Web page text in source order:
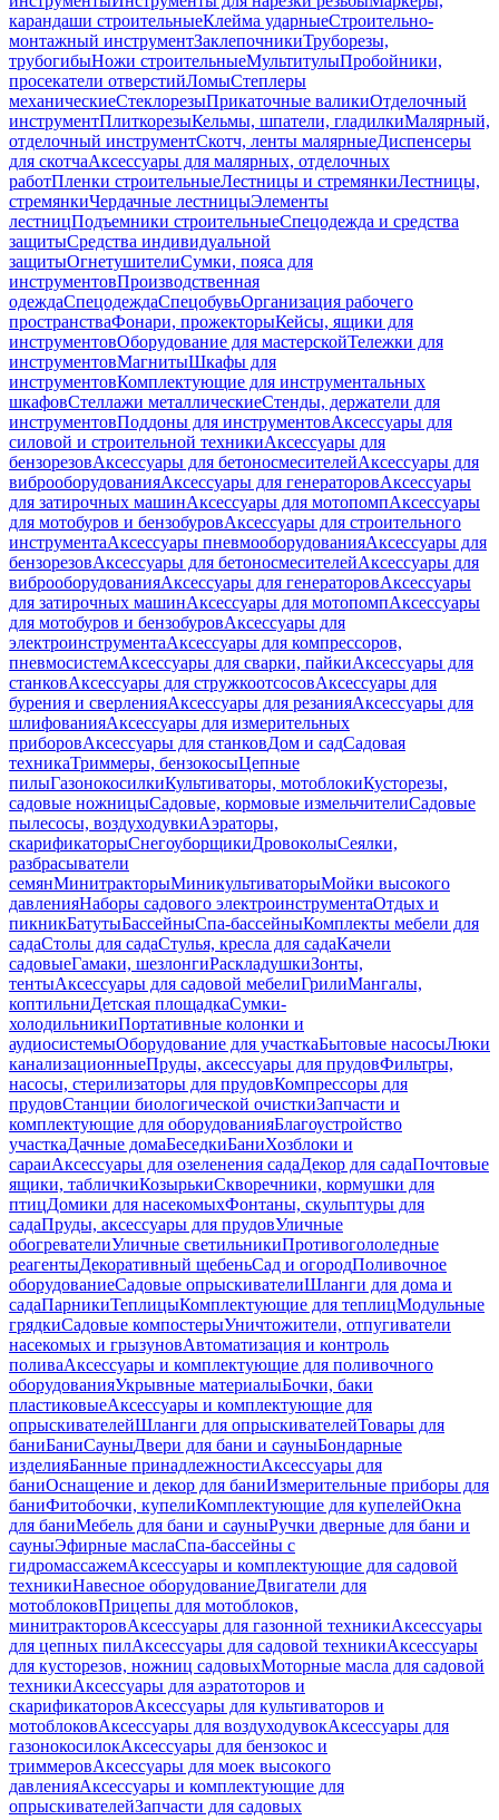
карандаши строительныеКлейма ударныеСтроительно-
монтажный инструментЗаклепочникиТруборезы,
трубогибыНожи строительныеМультитулыПробойники,
просекатели отверстийЛомыСтеплеры
механическиеСтеклорезыПрикаточные валикиОтделочный
инструментПлиткорезыКельмы, шпатели, гладилкиМалярный,
отделочный инструментСкотч, ленты малярныеДиспенсеры
для скотчаАксессуары для малярных, отделочных
работПленки строительныеЛестницы и стремянкиЛестницы,
стремянкиЧердачные лестницыЭлементы
лестницПодъемники строительныеСпецодежда и средства
защитыСредства индивидуальной
защитыОгнетушителиСумки, пояса для
инструментовПроизводственная
одеждаСпецодеждаСпецобувьОрганизация рабочего
пространстваФонари, прожекторыКейсы, ящики для
инструментовОборудование для мастерскойТележки для
инструментовМагнитыШкафы для
инструментовКомплектующие для инструментальных
шкафовСтеллажи металлическиеСтенды, держатели для
инструментовПоддоны для инструментовАксессуары для
силовой и строительной техникиАксессуары для
бензорезовАксессуары для бетоносмесителейАксессуары для
виброоборудованияАксессуары для генераторовАксессуары
для затирочных машинАксессуары для мотопомпАксессуары
для мотобуров и бензобуровАксессуары для строительного
инструментаАксессуары пневмооборудованияАксессуары для
бензорезовАксессуары для бетоносмесителейАксессуары для
виброоборудованияАксессуары для генераторовАксессуары
для затирочных машинАксессуары для мотопомпАксессуары
для мотобуров и бензобуровАксессуары для
электроинструментаАксессуары для компрессоров,
пневмосистемАксессуары для сварки, пайкиАксессуары для
станковАксессуары для стружкоотсосовАксессуары для
бурения и сверленияАксессуары для резанияАксессуары для
шлифованияАксессуары для измерительных
приборовАксессуары для станковДом и садСадовая
техникаТриммеры, бензокосыЦепные
пилыГазонокосилкиКультиваторы, мотоблокиКусторезы,
садовые ножницыСадовые, кормовые измельчителиСадовые
пылесосы, воздуходувкиАэраторы,
скарификаторыСнегоуборщикиДровоколыСеялки,
разбрасыватели
семянМинитракторыМиникультиваторыМойки высокого
давленияНаборы садового электроинструментаОтдых и
пикникБатутыБассейныСпа-бассейныКомплекты мебели для
садаСтолы для садаСтулья, кресла для садаКачели
садовыеГамаки, шезлонгиРаскладушкиЗонты,
тентыАксессуары для садовой мебелиГрилиМангалы,
коптильниДетская площадкаСумки-
холодильникиПортативные колонки и
аудиосистемыОборудование для участкаБытовые насосыЛюки
канализационныеПруды, аксессуары для прудовФильтры,
насосы, стерилизаторы для прудовКомпрессоры для
прудовСтанции биологической очисткиЗапчасти и
комплектующие для оборудованияБлагоустройство
участкаДачные домаБеседкиБаниХозблоки и
сараиАксессуары для озеленения садаДекор для садаПочтовые
ящики, табличкиКозырькиСкворечники, кормушки для
птицДомики для насекомыхФонтаны, скульптуры для
садаПруды, аксессуары для прудовУличные
обогревателиУличные светильникиПротивогололедные
реагентыДекоративный щебеньСад и огородПоливочное
оборудованиеСадовые опрыскивателиШланги для дома и
садаПарникиТеплицыКомплектующие для теплицМодульные
грядкиСадовые компостерыУничтожители, отпугиватели
насекомых и грызуновАвтоматизация и контроль
поливаАксессуары и комплектующие для поливочного
оборудованияУкрывные материалыБочки, баки
пластиковыеАксессуары и комплектующие для
опрыскивателейШланги для опрыскивателейТовары для
баниБаниСауныДвери для бани и сауныБондарные
изделияБанные принадлежностиАксессуары для
баниОснащение и декор для баниИзмерительные приборы для
баниФитобочки, купелиКомплектующие для купелейОкна
для баниМебель для бани и сауныРучки дверные для бани и
сауныЭфирные маслаСпа-бассейны с
гидромассажемАксессуары и комплектующие для садовой
техникиНавесное оборудованиеДвигатели для
мотоблоковПрицепы для мотоблоков,
минитракторовАксессуары для газонной техникиАксессуары
для цепных пилАксессуары для садовой техникиАксессуары
для кусторезов, ножниц садовыхМоторные масла для садовой
техникиАксессуары для аэратоторов и
скарификаторовАксессуары для культиваторов и
мотоблоковАксессуары для воздуходувокАксессуары для
газонокосилокАксессуары для бензокос и
триммеровАксессуары для моек высокого
давленияАксессуары и комплектующие для
опрыскивателейЗапчасти для садовых